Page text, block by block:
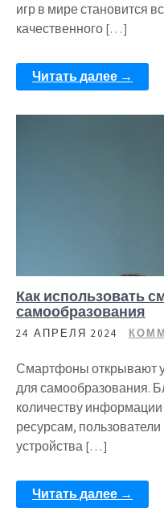
игр в мире становится
качественного […]
Читать далее →
Как использовать
самообразования
24 АПРЕЛЯ 2024
Смартфоны открывают
для самообразования.
количеству
ресурсам,
устройства […]
Читать далее →